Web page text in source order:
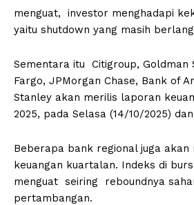
menguat, investor menghadapi
yaitu shutdown yang masih
Sementara itu Citigroup, Goldman
Fargo, JPMorgan Chase, Bank of
Stanley akan merilis laporan
2025, pada Selasa (14/10/2025)
Beberapa bank regional juga
keuangan kuartalan. Indeks di
menguat seiring reboundnya
pertambangan.